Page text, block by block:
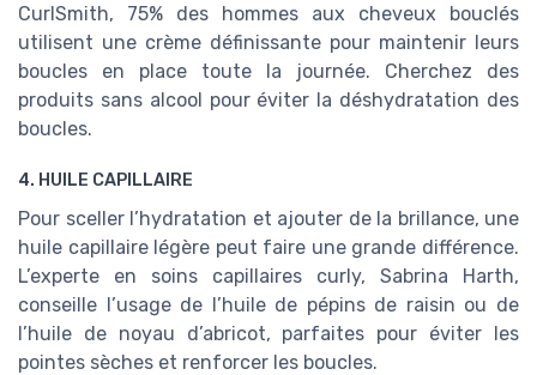
CurlSmith, 75% des hommes aux cheveux bouclés
utilisent une crème définissante pour maintenir leurs
boucles en place toute la journée. Cherchez des
produits sans alcool pour éviter la déshydratation des
boucles.
4. HUILE CAPILLAIRE
Pour sceller l’hydratation et ajouter de la brillance, une
huile capillaire légère peut faire une grande différence.
L’experte en soins capillaires curly, Sabrina Harth,
conseille l’usage de l’huile de pépins de raisin ou de
l’huile de noyau d’abricot, parfaites pour éviter les
pointes sèches et renforcer les boucles.